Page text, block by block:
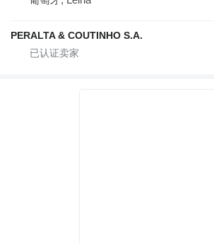
PERALTA & COUTINHO S.A.